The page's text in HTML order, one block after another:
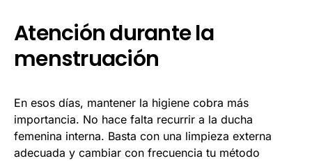
Atención durante la
menstruación
En esos días, mantener la higiene cobra más
importancia. No hace falta recurrir a la ducha
femenina interna. Basta con una limpieza externa
adecuada y cambiar con frecuencia tu método